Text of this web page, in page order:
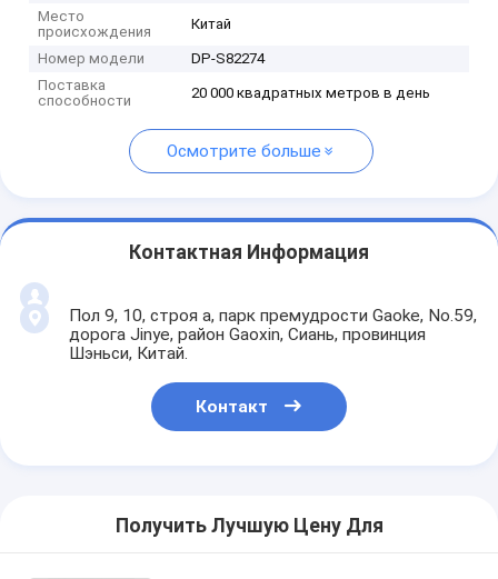
Место
происхождения
Китай
Номер модели
DP-S82274
Поставка
способности
20 000 квадратных метров в день
Осмотрите больше
Контактная Информация
Пол 9, 10, строя a, парк премудрости Gaoke, No.59,
дорога Jinye, район Gaoxin, Сиань, провинция
Шэньси, Китай.
Контакт
Получить Лучшую Цену Для